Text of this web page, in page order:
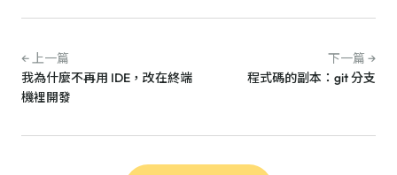
← 上一篇
我為什麼不再用 IDE，改在終端
機裡開發
下一篇 →
程式碼的副本：git 分支